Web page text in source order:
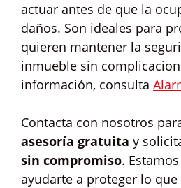
actuar antes de que la
daños. Son ideales para
quieren mantener la
inmueble sin
información, consulta
Contacta con nosotros
asesoría gratuita y
sin compromiso.
ayudarte a proteger lo